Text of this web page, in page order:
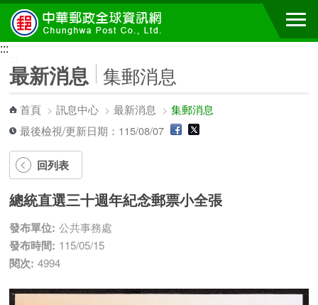
跳到主要內容區塊
:::
最新消息 集郵消息
首頁 >訊息中心 >最新消息 >集郵消息
最後檢視/更新日期：115/08/07
回列表
總統直選三十週年紀念郵票小全張
發布單位: 公共事務處
發布時間: 115/05/15
閱次: 4994